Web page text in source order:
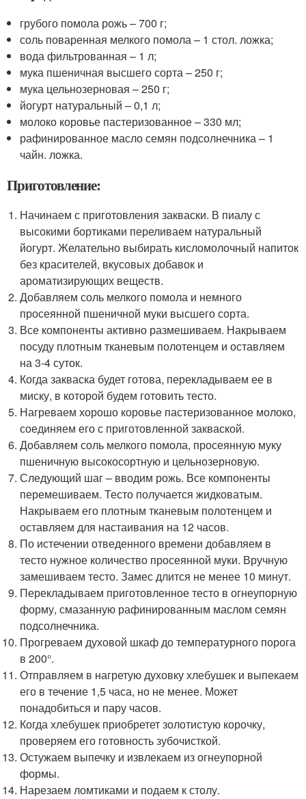
грубого помола рожь – 700 г;
соль поваренная мелкого помола – 1 стол. ложка;
вода фильтрованная – 1 л;
мука пшеничная высшего сорта – 250 г;
мука цельнозерновая – 250 г;
йогурт натуральный – 0,1 л;
молоко коровье пастеризованное – 330 мл;
рафинированное масло семян подсолнечника – 1
чайн. ложка.
Приготовление:
Начинаем с приготовления закваски. В пиалу с
высокими бортиками переливаем натуральный
йогурт. Желательно выбирать кисломолочный напиток
без красителей, вкусовых добавок и
ароматизирующих веществ.
Добавляем соль мелкого помола и немного
просеянной пшеничной муки высшего сорта.
Все компоненты активно размешиваем. Накрываем
посуду плотным тканевым полотенцем и оставляем
на 3-4 суток.
Когда закваска будет готова, перекладываем ее в
миску, в которой будем готовить тесто.
Нагреваем хорошо коровье пастеризованное молоко,
соединяем его с приготовленной закваской.
Добавляем соль мелкого помола, просеянную муку
пшеничную высокосортную и цельнозерновую.
Следующий шаг – вводим рожь. Все компоненты
перемешиваем. Тесто получается жидковатым.
Накрываем его плотным тканевым полотенцем и
оставляем для настаивания на 12 часов.
По истечении отведенного времени добавляем в
тесто нужное количество просеянной муки. Вручную
замешиваем тесто. Замес длится не менее 10 минут.
Перекладываем приготовленное тесто в огнеупорную
форму, смазанную рафинированным маслом семян
подсолнечника.
Прогреваем духовой шкаф до температурного порога
в 200°.
Отправляем в нагретую духовку хлебушек и выпекаем
его в течение 1,5 часа, но не менее. Может
понадобиться и пару часов.
Когда хлебушек приобретет золотистую корочку,
проверяем его готовность зубочисткой.
Остужаем выпечку и извлекаем из огнеупорной
формы.
Нарезаем ломтиками и подаем к столу.